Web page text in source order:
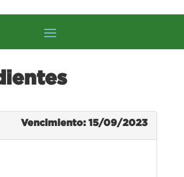
Vencimiento: 15/09/2023